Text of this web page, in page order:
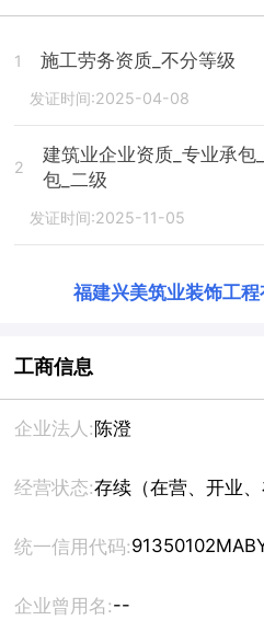
1 施工劳务资质_不分等级
发证时间:2025-04-08
2
建筑业企业资质_专业承
包_二级
发证时间:2025-11-05
福建兴美筑业装饰工程
工商信息
企业法人: 陈澄
经营状态:存续（在营、开业、
统一信用代码:
企业曾用名:--